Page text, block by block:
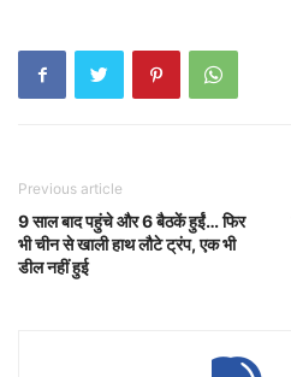
Previous article
9 साल बाद पहुंचे और 6 बैठकें हुईं… फिर
भी चीन से खाली हाथ लौटे ट्रंप, एक भी
डील नहीं हुई